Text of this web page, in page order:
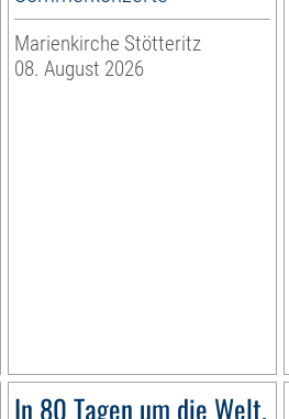
Marienkirche Stötteritz
08. August 2026
In 80 Tagen um die Welt.